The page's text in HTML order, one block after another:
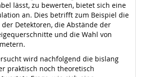
lässt, zu bewerten, bietet sich eine
an. Dies betrifft zum Beispiel die
der Detektoren, die Abstände der
und die Wahl von
wird nachfolgend die bislang
praktisch noch theoretisch